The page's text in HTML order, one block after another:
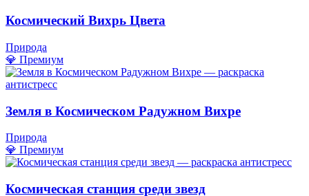
Космический Вихрь Цвета
Природа
💎 Премиум
Земля в Космическом Радужном Вихре
Природа
💎 Премиум
Космическая станция среди звезд